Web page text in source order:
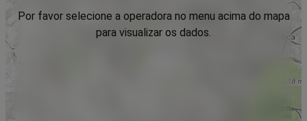
Por favor selecione a operadora no menu acima do mapa
para visualizar os dados.